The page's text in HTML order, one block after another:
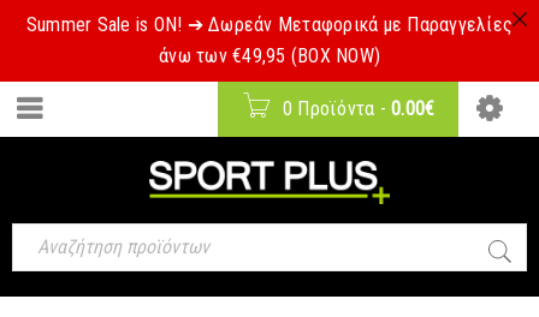
Summer Sale is ON! ➔ Δωρεάν Μεταφορικά με Παραγγελίες
άνω των €49,95 (BOX NOW)
0 Προϊόντα - 0.00€